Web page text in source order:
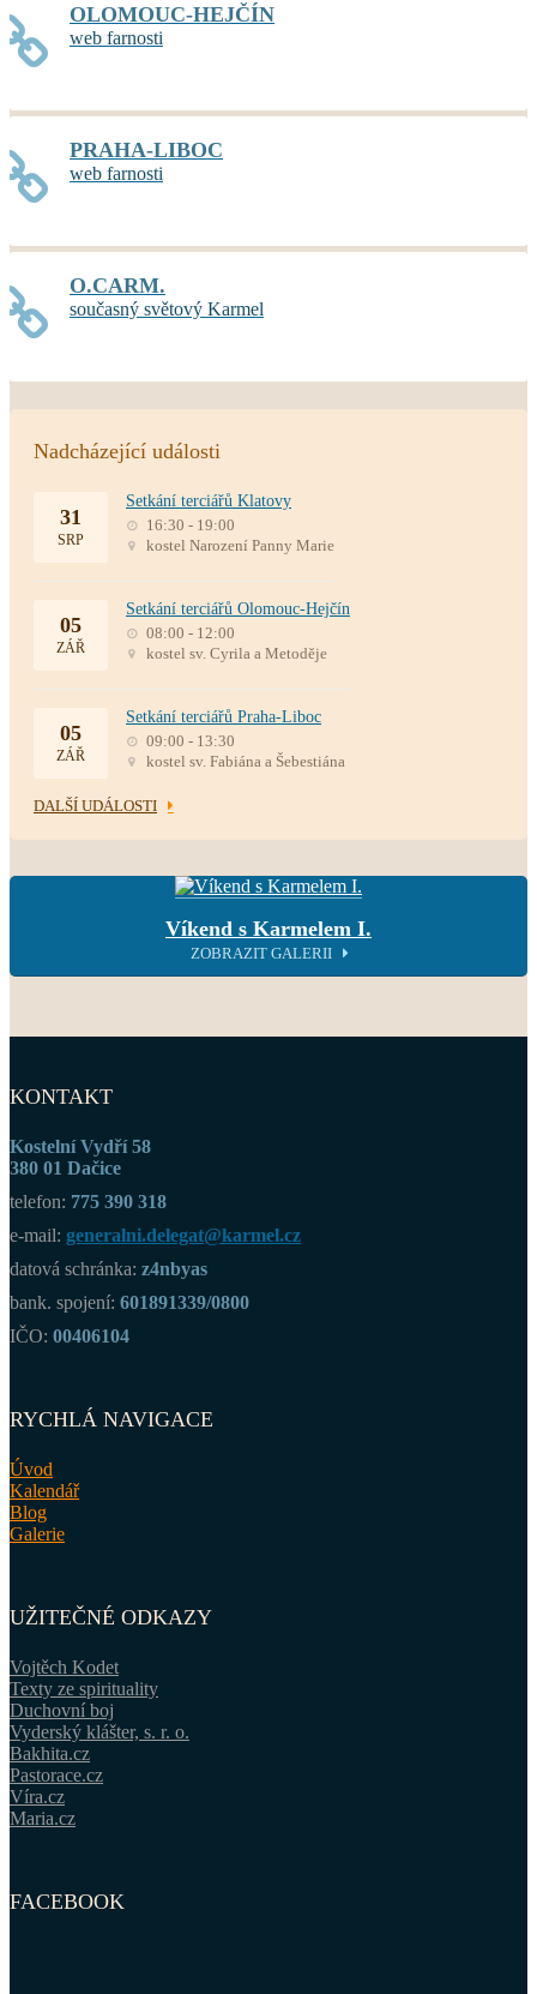
OLOMOUC-HEJČÍN
web farnosti
PRAHA-LIBOC
web farnosti
O.CARM.
současný světový Karmel
Nadcházející události
31
SRP
Setkání terciářů Klatovy
16:30 - 19:00
kostel Narození Panny Marie
05
ZÁŘ
Setkání terciářů Olomouc-Hejčín
08:00 - 12:00
kostel sv. Cyrila a Metoděje
05
ZÁŘ
Setkání terciářů Praha-Liboc
09:00 - 13:30
kostel sv. Fabiána a Šebestiána
DALŠÍ UDÁLOSTI
Víkend s Karmelem I.
ZOBRAZIT GALERII
KONTAKT
Kostelní Vydří 58
380 01 Dačice
telefon: 775 390 318
e-mail: generalni.delegat@karmel.cz
datová schránka: z4nbyas
bank. spojení: 601891339/0800
IČO: 00406104
RYCHLÁ NAVIGACE
Úvod
Kalendář
Blog
Galerie
UŽITEČNÉ ODKAZY
Vojtěch Kodet
Texty ze spirituality
Duchovní boj
Vyderský klášter, s. r. o.
Bakhita.cz
Pastorace.cz
Víra.cz
Maria.cz
FACEBOOK